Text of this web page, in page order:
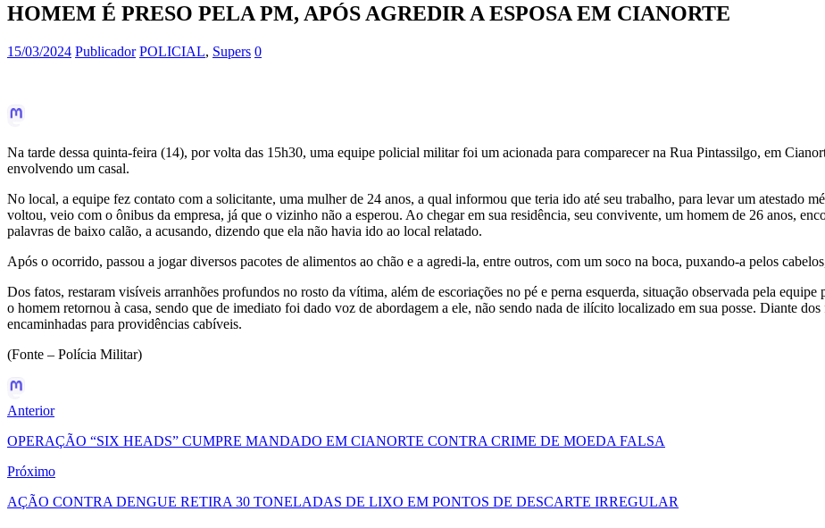
HOMEM É PRESO PELA PM, APÓS AGREDIR A ESPOSA EM CIANORTE
15/03/2024 Publicador POLICIAL, Supers 0
Na tarde dessa quinta-feira (14), por volta das 15h30, uma equipe policial militar foi um acionada para comparecer na Rua Pintassilgo, em
envolvendo um casal.
No local, a equipe fez contato com a solicitante, uma mulher de 24 anos, a qual informou que teria ido até seu trabalho, para levar um atestado
voltou, veio com o ônibus da empresa, já que o vizinho não a esperou. Ao chegar em sua residência, seu convivente, um homem de 26 anos,
palavras de baixo calão, a acusando, dizendo que ela não havia ido ao local relatado.
Após o ocorrido, passou a jogar diversos pacotes de alimentos ao chão e a agredi-la, entre outros, com um soco na boca, puxando-a pelos
Dos fatos, restaram visíveis arranhões profundos no rosto da vítima, além de escoriações no pé e perna esquerda, situação observada pela
o homem retornou à casa, sendo que de imediato foi dado voz de abordagem a ele, não sendo nada de ilícito localizado em sua posse. Diante
encaminhadas para providências cabíveis.
(Fonte – Polícia Militar)
Anterior
OPERAÇÃO “SIX HEADS” CUMPRE MANDADO EM CIANORTE CONTRA CRIME DE MOEDA FALSA
Próximo
AÇÃO CONTRA DENGUE RETIRA 30 TONELADAS DE LIXO EM PONTOS DE DESCARTE IRREGULAR